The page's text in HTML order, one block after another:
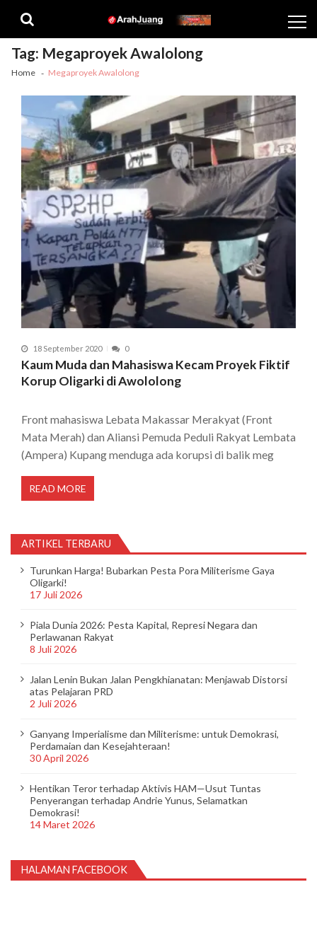
navigation
content
Tag: Megaproyek Awalolong
Home Megaproyek Awalolong
18 September 2020 0
Kaum Muda dan Mahasiswa Kecam Proyek Fiktif
Korup Oligarki di Awololong
Front mahasiswa Lebata Makassar Merakyat (Front
Mata Merah) dan Aliansi Pemuda Peduli Rakyat Lembata
(Ampera) Kupang menduga ada korupsi di balik meg
READ MORE
ARTIKEL TERBARU
Turunkan Harga! Bubarkan Pesta Pora Militerisme Gaya
Oligarki!
17 Juli 2026
Piala Dunia 2026: Pesta Kapital, Represi Negara dan
Perlawanan Rakyat
8 Juli 2026
Jalan Lenin Bukan Jalan Pengkhianatan: Menjawab Distorsi
atas Pelajaran PRD
2 Juli 2026
Ganyang Imperialisme dan Militerisme: untuk Demokrasi,
Perdamaian dan Kesejahteraan!
30 April 2026
Hentikan Teror terhadap Aktivis HAM—Usut Tuntas
Penyerangan terhadap Andrie Yunus, Selamatkan
Demokrasi!
14 Maret 2026
HALAMAN FACEBOOK